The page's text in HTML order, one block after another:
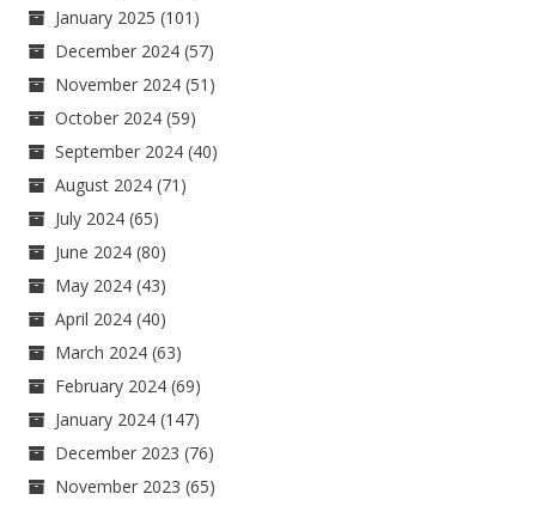
January 2025 (101)
December 2024 (57)
November 2024 (51)
October 2024 (59)
September 2024 (40)
August 2024 (71)
July 2024 (65)
June 2024 (80)
May 2024 (43)
April 2024 (40)
March 2024 (63)
February 2024 (69)
January 2024 (147)
December 2023 (76)
November 2023 (65)